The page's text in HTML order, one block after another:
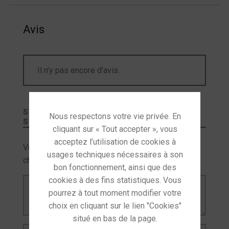
Avis
Il n’y pas encore d’avis.
SOYEZ LE PREMIER À LAISSER VOTRE AVIS
SUR “
ATOLL DAC100 SIGNATURE ”
Votre adresse e-mail ne sera pas publiée. Les
champs obligatoires sont indiqués avec*
*